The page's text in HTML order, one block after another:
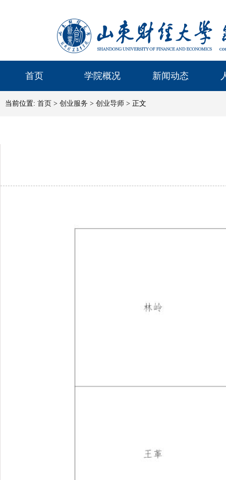
首页 学院概况 新闻动态
当前位置: 首页 > 创业服务 > 创业导师 > 正文